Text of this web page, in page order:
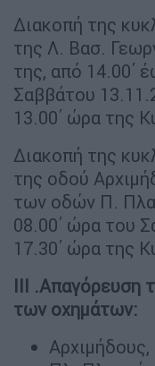
Διακοπή της
της Λ. Βασ.
της, από 14.00΄
Σαββάτου
13.00΄ ώρα της
Διακοπή της
της οδού
των οδών Π.
08.00΄ ώρα του
17.30΄ ώρα της
III .Απαγόρευση
των οχημάτων: